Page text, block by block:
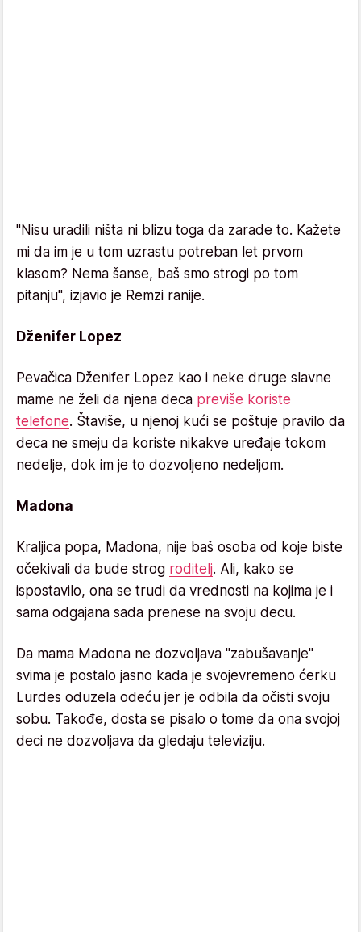
"Nisu uradili ništa ni blizu toga da zarade to. Kažete
mi da im je u tom uzrastu potreban let prvom
klasom? Nema šanse, baš smo strogi po tom
pitanju", izjavio je Remzi ranije.
Dženifer Lopez
Pevačica Dženifer Lopez kao i neke druge slavne
mame ne želi da njena deca previše koriste
telefone. Štaviše, u njenoj kući se poštuje pravilo da
deca ne smeju da koriste nikakve uređaje tokom
nedelje, dok im je to dozvoljeno nedeljom.
Madona
Kraljica popa, Madona, nije baš osoba od koje biste
očekivali da bude strog roditelj. Ali, kako se
ispostavilo, ona se trudi da vrednosti na kojima je i
sama odgajana sada prenese na svoju decu.
Da mama Madona ne dozvoljava "zabušavanje"
svima je postalo jasno kada je svojevremeno ćerku
Lurdes oduzela odeću jer je odbila da očisti svoju
sobu. Takođe, dosta se pisalo o tome da ona svojoj
deci ne dozvoljava da gledaju televiziju.